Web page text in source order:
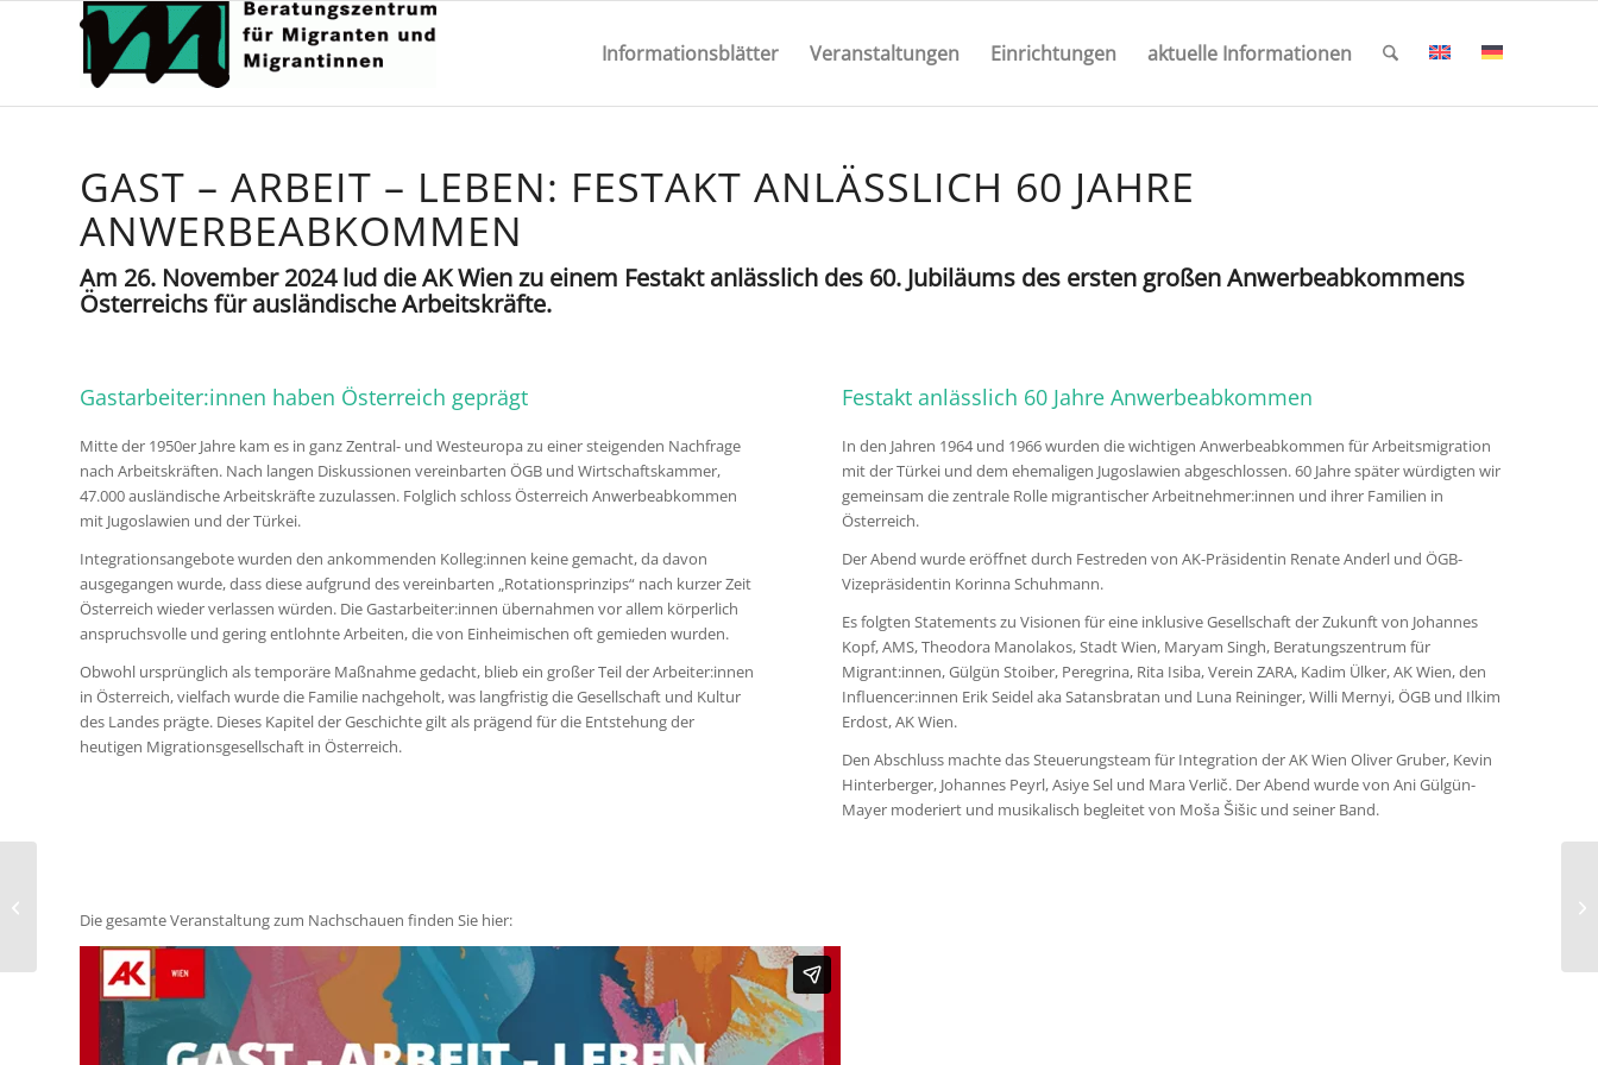
Informationsblätter Veranstaltungen Einrichtungen aktuelle Informationen
GAST – ARBEIT – LEBEN: FESTAKT ANLÄSSLICH 60 JAHRE
ANWERBEABKOMMEN
Am 26. November 2024 lud die AK Wien zu einem Festakt anlässlich des 60. Jubiläums des ersten großen Anwerbeabkommens
Österreichs für ausländische Arbeitskräfte.
Gastarbeiter:innen haben Österreich geprägt
Mitte der 1950er Jahre kam es in ganz Zentral- und Westeuropa zu einer steigenden Nachfrage
nach Arbeitskräften. Nach langen Diskussionen vereinbarten ÖGB und Wirtschaftskammer,
47.000 ausländische Arbeitskräfte zuzulassen. Folglich schloss Österreich Anwerbeabkommen
mit Jugoslawien und der Türkei.
Integrationsangebote wurden den ankommenden Kolleg:innen keine gemacht, da davon
ausgegangen wurde, dass diese aufgrund des vereinbarten „Rotationsprinzips“ nach kurzer Zeit
Österreich wieder verlassen würden. Die Gastarbeiter:innen übernahmen vor allem körperlich
anspruchsvolle und gering entlohnte Arbeiten, die von Einheimischen oft gemieden wurden.
Obwohl ursprünglich als temporäre Maßnahme gedacht, blieb ein großer Teil der Arbeiter:innen
in Österreich, vielfach wurde die Familie nachgeholt, was langfristig die Gesellschaft und Kultur
des Landes prägte. Dieses Kapitel der Geschichte gilt als prägend für die Entstehung der
heutigen Migrationsgesellschaft in Österreich.
Festakt anlässlich 60 Jahre Anwerbeabkommen
In den Jahren 1964 und 1966 wurden die wichtigen Anwerbeabkommen für Arbeitsmigration
mit der Türkei und dem ehemaligen Jugoslawien abgeschlossen. 60 Jahre später würdigten wir
gemeinsam die zentrale Rolle migrantischer Arbeitnehmer:innen und ihrer Familien in
Österreich.
Der Abend wurde eröffnet durch Festreden von AK-Präsidentin Renate Anderl und ÖGB-
Vizepräsidentin Korinna Schuhmann.
Es folgten Statements zu Visionen für eine inklusive Gesellschaft der Zukunft von Johannes
Kopf, AMS, Theodora Manolakos, Stadt Wien, Maryam Singh, Beratungszentrum für
Migrant:innen, Gülgün Stoiber, Peregrina, Rita Isiba, Verein ZARA, Kadim Ülker, AK Wien, den
Influencer:innen Erik Seidel aka Satansbratan und Luna Reininger, Willi Mernyi, ÖGB und Ilkim
Erdost, AK Wien.
Den Abschluss machte das Steuerungsteam für Integration der AK Wien Oliver Gruber, Kevin
Hinterberger, Johannes Peyrl, Asiye Sel und Mara Verlič. Der Abend wurde von Ani Gülgün-
Mayer moderiert und musikalisch begleitet von Moša Šišic und seiner Band.
Die gesamte Veranstaltung zum Nachschauen finden Sie hier:
November 6, 2024...